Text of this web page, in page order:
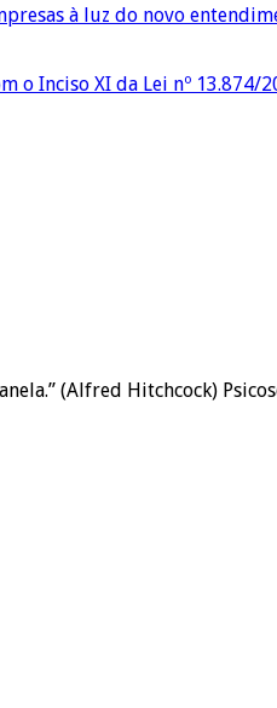
à luz do novo
o Inciso XI da Lei nº 13.874/
(Alfred Hitchcock)